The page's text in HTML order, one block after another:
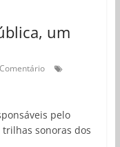
um
pelo
sonoras dos